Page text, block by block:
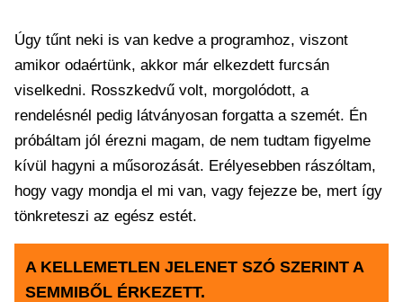
Úgy tűnt neki is van kedve a programhoz, viszont
amikor odaértünk, akkor már elkezdett furcsán
viselkedni. Rosszkedvű volt, morgolódott, a
rendelésnél pedig látványosan forgatta a szemét. Én
próbáltam jól érezni magam, de nem tudtam figyelme
kívül hagyni a műsorozását. Erélyesebben rászóltam,
hogy vagy mondja el mi van, vagy fejezze be, mert így
tönkreteszi az egész estét.
A KELLEMETLEN JELENET SZÓ SZERINT A
SEMMIBŐL ÉRKEZETT.